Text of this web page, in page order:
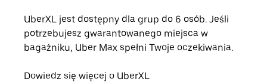
UberXL jest dostępny dla grup do 6 osób. Jeśli
potrzebujesz gwarantowanego miejsca w
bagażniku, Uber Max spełni Twoje oczekiwania.
Dowiedz się więcej o UberXL